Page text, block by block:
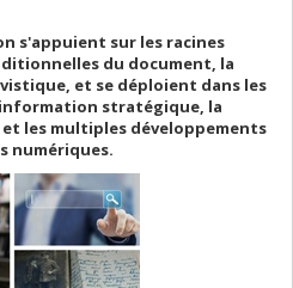
s'appuient sur les racines
du document, la
et se déploient dans les
stratégique, la
les multiples développements
numériques.